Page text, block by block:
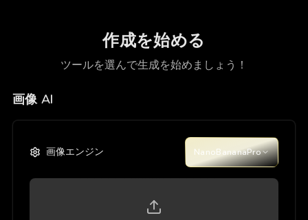
作成を始める
ツールを選んで生成を始めましょう！
画像 AI
画像エンジン NanoBananaPro